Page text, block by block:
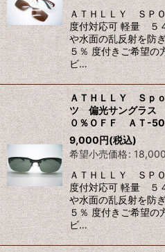
ＡＴＨＬＬＹ ＳＰ
度付対応可 軽量 ５
や水面の乱反射を防
５％ 度付きご希望
ビ…
ＡＴＨＬＬＹ Ｓｐ
ツ 偏光サングラ
０％ＯＦＦ ＡＴ-
9,000円(税込)
希望小売価格: 18,000
ＡＴＨＬＬＹ ＳＰ
度付対応可 軽量 ５
や水面の乱反射を防
５％ 度付きご希望
ビ…